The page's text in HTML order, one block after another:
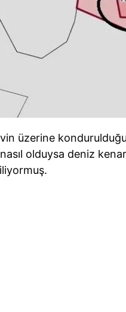
olarak kullanılan
üzerine
olduysa deniz